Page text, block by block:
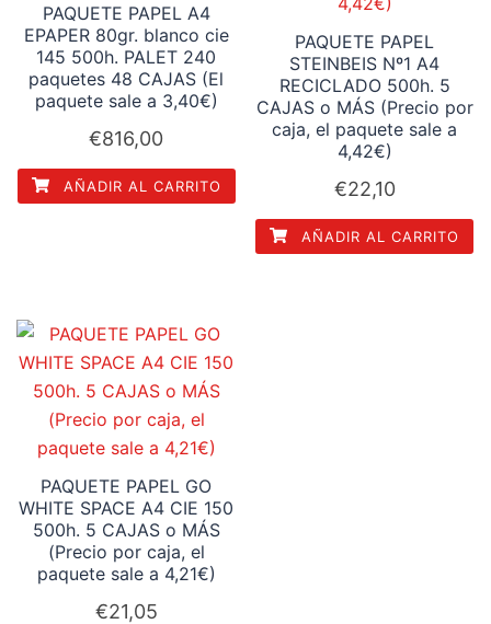
PAQUETE PAPEL A4
EPAPER 80gr. blanco cie
145 500h. PALET 240
paquetes 48 CAJAS (El
paquete sale a 3,40€)
€816,00
AÑADIR AL CARRITO
PAQUETE PAPEL
STEINBEIS Nº1 A4
RECICLADO 500h. 5
CAJAS o MÁS (Precio por
caja, el paquete sale a
4,42€)
€22,10
AÑADIR AL CARRITO
PAQUETE PAPEL GO
WHITE SPACE A4 CIE 150
500h. 5 CAJAS o MÁS
(Precio por caja, el
paquete sale a 4,21€)
€21,05